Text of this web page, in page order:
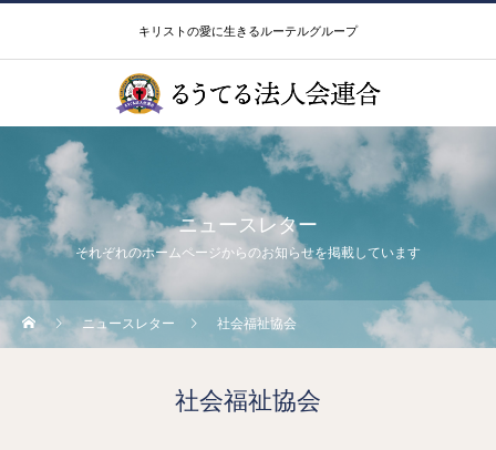
キリストの愛に生きるルーテルグループ
ニュースレター
それぞれのホームページからのお知らせを掲載しています
ニュースレター 社会福祉協会
社会福祉協会